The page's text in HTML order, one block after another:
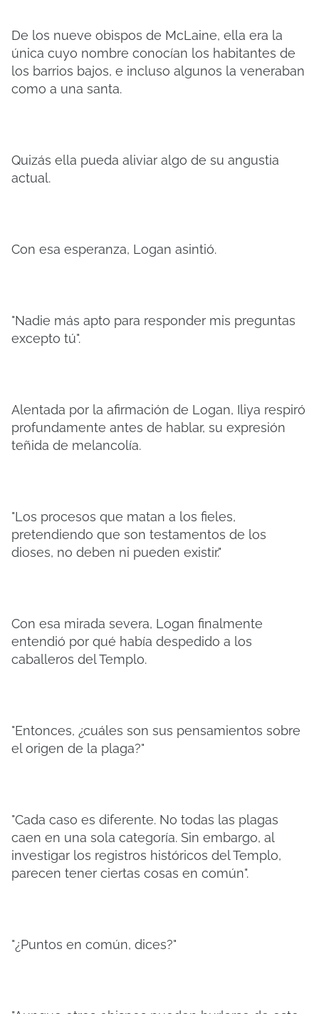
De los nueve obispos de McLaine, ella era la
única cuyo nombre conocían los habitantes de
los barrios bajos, e incluso algunos la veneraban
como a una santa.
Quizás ella pueda aliviar algo de su angustia
actual.
Con esa esperanza, Logan asintió.
"Nadie más apto para responder mis preguntas
excepto tú".
Alentada por la afirmación de Logan, Iliya respiró
profundamente antes de hablar, su expresión
teñida de melancolía.
"Los procesos que matan a los fieles,
pretendiendo que son testamentos de los
dioses, no deben ni pueden existir."
Con esa mirada severa, Logan finalmente
entendió por qué había despedido a los
caballeros del Templo.
"Entonces, ¿cuáles son sus pensamientos sobre
el origen de la plaga?"
"Cada caso es diferente. No todas las plagas
caen en una sola categoría. Sin embargo, al
investigar los registros históricos del Templo,
parecen tener ciertas cosas en común".
"¿Puntos en común, dices?"